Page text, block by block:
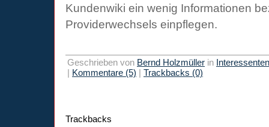
Kundenwiki ein wenig Informationen
Providerwechsels einpflegen.
Geschrieben von Bernd Holzmüller in
| Kommentare (5) | Trackbacks (0)
Trackbacks